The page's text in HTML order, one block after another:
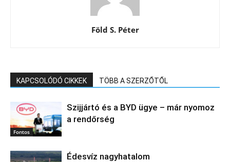
Föld S. Péter
KAPCSOLÓDÓ CIKKEK TÖBB A SZERZŐTŐL
Fontos
Szijjártó és a BYD ügye – már nyomoz
a rendőrség
Édesvíz nagyhatalom